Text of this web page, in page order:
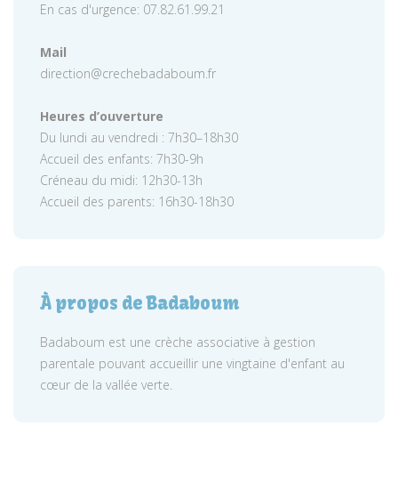
En cas d'urgence: 07.82.61.99.21
Mail
direction@crechebadaboum.fr
Heures d’ouverture
Du lundi au vendredi : 7h30–18h30
Accueil des enfants: 7h30-9h
Créneau du midi: 12h30-13h
Accueil des parents: 16h30-18h30
À propos de Badaboum
Badaboum est une crèche associative à gestion
parentale pouvant accueillir une vingtaine d'enfant au
cœur de la vallée verte.